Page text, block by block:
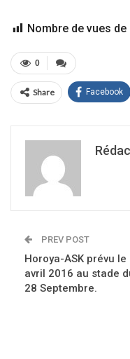
Nombre de vues
0
Share Facebook
PREV POST
Horoya-ASK prévu le
avril 2016 au stade
28 Septembre.